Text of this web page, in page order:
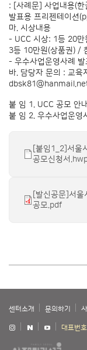
: [사례문] 사업내용(한
발표용 프리젠테이션
마. 시상내용
- UCC 시상: 1등 20만
3등 10만원(상품권) /
- 우수사업운영사례
바. 담당자 문의 : 교
붙 임 1. UCC 공모 안
붙 임 2. 우수사업운영
[붙임1_2]서울
공모신청서
[발신공문]서울
공모.pdf
센터소개 문의하기
대표번호